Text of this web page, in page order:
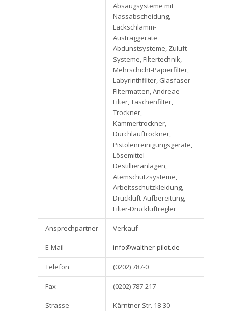
Absaugsysteme mit
Nassabscheidung,
Lackschlamm-
Austraggeräte
Abdunstsysteme, Zuluft-
Systeme, Filtertechnik,
Mehrschicht-Papierfilter,
Labyrinthfilter, Glasfaser-
Filtermatten, Andreae-
Filter, Taschenfilter,
Trockner,
Kammertrockner,
Durchlauftrockner,
Pistolenreinigungsgeräte,
Lösemittel-
Destillieranlagen,
Atemschutzsysteme,
Arbeitsschutzkleidung,
Druckluft-Aufbereitung,
Filter-Druckluftregler
Ansprechpartner Verkauf
E-Mail info@walther-pilot.de
Telefon (0202) 787-0
Fax (0202) 787-217
Strasse Kärntner Str. 18-30